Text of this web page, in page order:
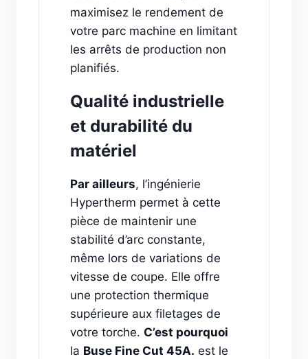
maximisez le rendement de
votre parc machine en limitant
les arrêts de production non
planifiés.
Qualité industrielle
et durabilité du
matériel
Par ailleurs, l’ingénierie
Hypertherm permet à cette
pièce de maintenir une
stabilité d’arc constante,
même lors de variations de
vitesse de coupe. Elle offre
une protection thermique
supérieure aux filetages de
votre torche. C’est pourquoi
la Buse Fine Cut 45A. est le